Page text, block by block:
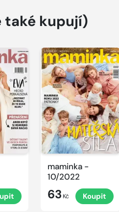
také kupují)
maminka -
10/2022
63 Kč Koupit